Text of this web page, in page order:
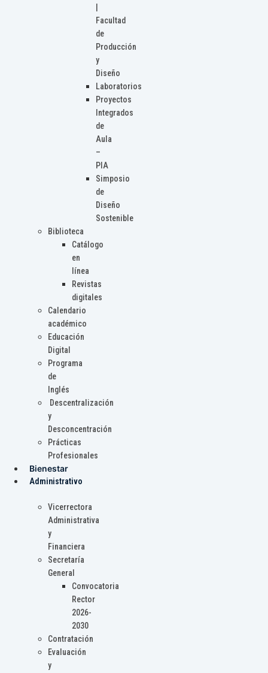
Facultad
de
Producción
y
Diseño
Laboratorios
Proyectos
Integrados
de
Aula
–
PIA
Simposio
de
Diseño
Sostenible
Biblioteca
Catálogo
en
línea
Revistas
digitales
Calendario
académico
Educación
Digital
Programa
de
Inglés
Descentralización
y
Desconcentración
Prácticas
Profesionales
Bienestar
Administrativo
Vicerrectora
Administrativa
y
Financiera
Secretaría
General
Convocatoria
Rector
2026-
2030
Contratación
Evaluación
y